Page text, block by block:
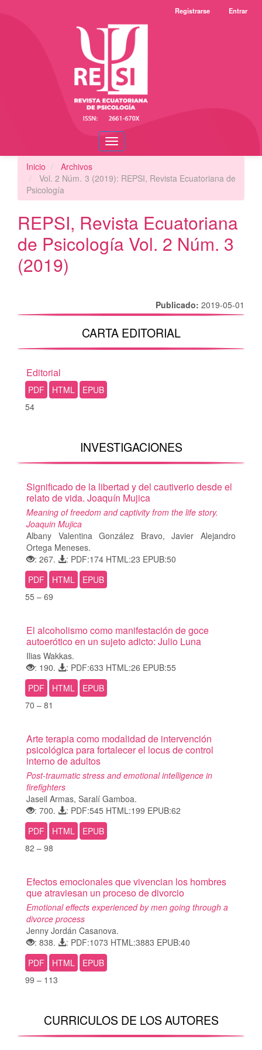
Registrarse Entrar
Toggle
navigation
Inicio
Archivos
Vol. 2 Núm. 3 (2019): REPSI, Revista Ecuatoriana de
Psicología
REPSI, Revista Ecuatoriana
de Psicología Vol. 2 Núm. 3
(2019)
Publicado: 2019-05-01
CARTA EDITORIAL
Editorial
PDF HTML
EPUB
54
INVESTIGACIONES
Significado de la libertad y del cautiverio desde el
relato de vida. Joaquín Mujica
Meaning of freedom and captivity from the life story.
Joaquin Mujica
Albany Valentina González Bravo, Javier Alejandro
Ortega Meneses.
: 267.
: PDF:174 HTML:23 EPUB:50
PDF
HTML
EPUB
55 – 69
El alcoholismo como manifestación de goce
autoerótico en un sujeto adicto: Julio Luna
Ilias Wakkas.
: 190.
: PDF:633 HTML:26 EPUB:55
PDF
HTML
EPUB
70 – 81
Arte terapia como modalidad de intervención
psicológica para fortalecer el locus de control
interno de adultos
Post-traumatic stress and emotional intelligence in
firefighters
Jaseil Armas, Saralí Gamboa.
: 700.
: PDF:545 HTML:199 EPUB:62
PDF
HTML
EPUB
82 – 98
Efectos emocionales que vivencian los hombres
que atraviesan un proceso de divorcio
Emotional effects experienced by men going through a
divorce process
Jenny Jordán Casanova.
: 838.
: PDF:1073 HTML:3883 EPUB:40
PDF
HTML
EPUB
99 – 113
CURRICULOS DE LOS AUTORES